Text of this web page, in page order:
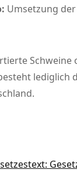
Umsetzung
Schweine
lediglich